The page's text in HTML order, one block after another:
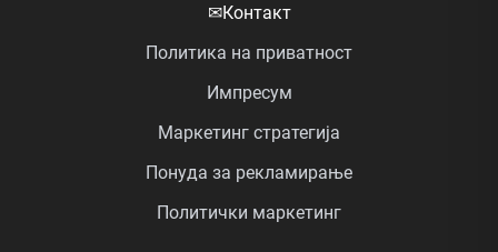
✉Контакт
Политика на приватност
Импресум
Маркетинг стратегија
Понуда за рекламирање
Политички маркетинг